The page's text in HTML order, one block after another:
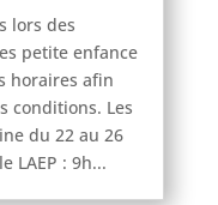
lors des
petite enfance
horaires afin
conditions. Les
du 22 au 26
LAEP : 9h...